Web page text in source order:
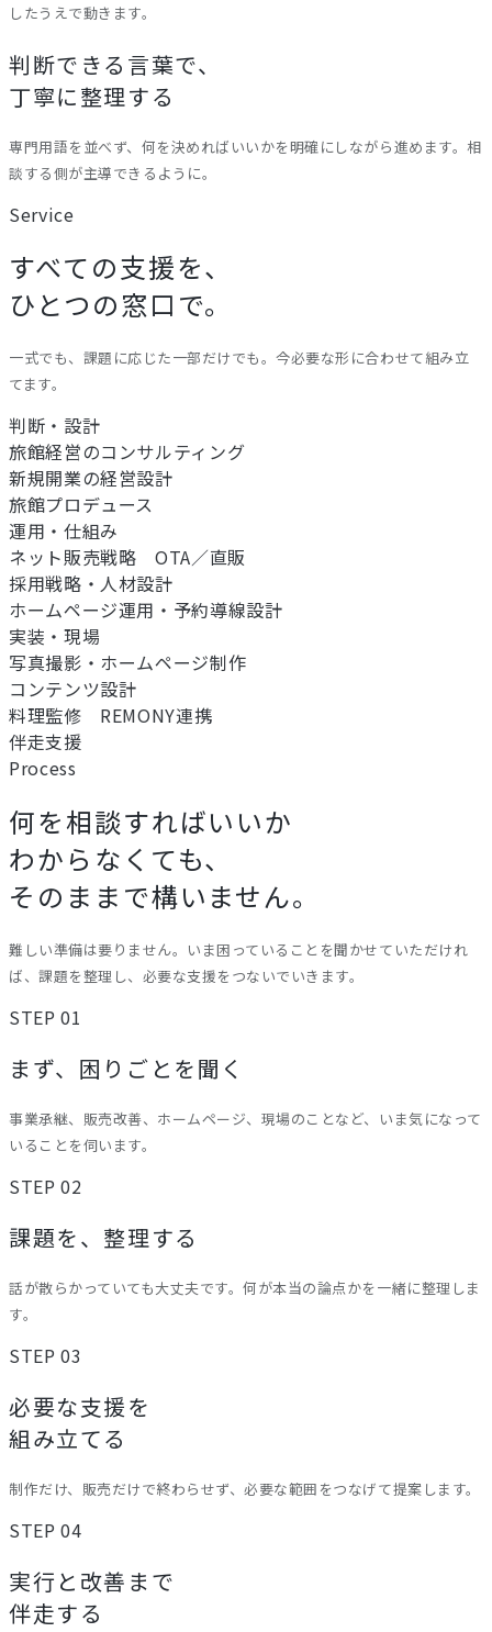
したうえで動きます。
判断できる言葉で、
丁寧に整理する
専門用語を並べず、何を決めればいいかを明確にしながら進めます。相
談する側が主導できるように。
Service
すべての支援を、
ひとつの窓口で。
一式でも、課題に応じた一部だけでも。今必要な形に合わせて組み立
てます。
判断・設計
旅館経営のコンサルティング
新規開業の経営設計
旅館プロデュース
運用・仕組み
ネット販売戦略 OTA／直販
採用戦略・人材設計
ホームページ運用・予約導線設計
実装・現場
写真撮影・ホームページ制作
コンテンツ設計
料理監修 REMONY連携
伴走支援
Process
何を相談すればいいか
わからなくても、
そのままで構いません。
難しい準備は要りません。いま困っていることを聞かせていただけれ
ば、課題を整理し、必要な支援をつないでいきます。
STEP 01
まず、困りごとを聞く
事業承継、販売改善、ホームページ、現場のことなど、いま気になって
いることを伺います。
STEP 02
課題を、整理する
話が散らかっていても大丈夫です。何が本当の論点かを一緒に整理しま
す。
STEP 03
必要な支援を
組み立てる
制作だけ、販売だけで終わらせず、必要な範囲をつなげて提案します。
STEP 04
実行と改善まで
伴走する